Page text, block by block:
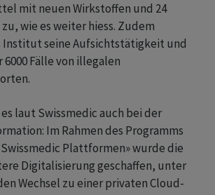
mit neuen Wirkstoffen und 24
wie es weiter hiess. Zudem
Institut seine Aufsichtstätigkeit und
Fälle von illegalen
laut Swissmedic auch bei der
Im Rahmen des Programms
Plattformen» wurde die
Digitalisierung geschaffen, unter
Wechsel zu einer privaten Cloud-